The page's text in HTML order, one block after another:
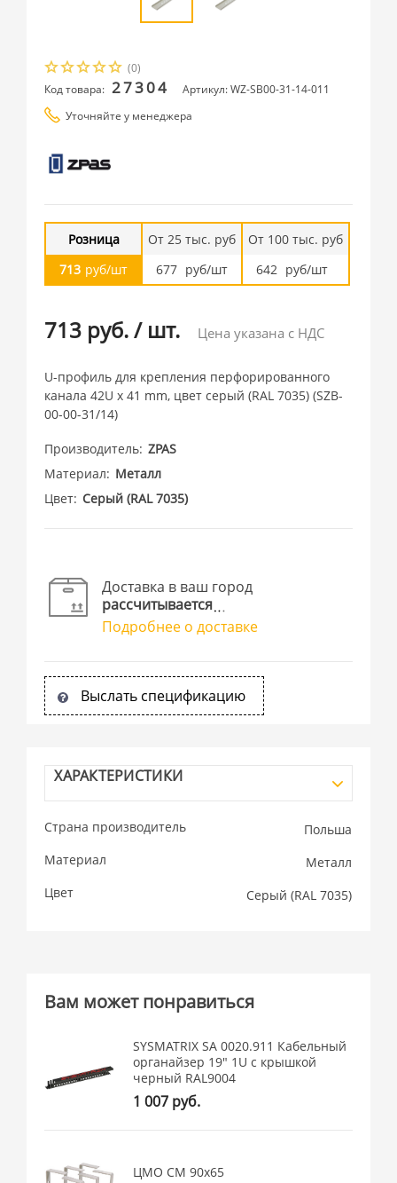
(0)
Код товара: 27304
Артикул: WZ-SB00-31-14-011
Уточняйте у менеджера
Розница
713 руб/шт
От 25 тыс. руб
677 руб/шт
От 100 тыс. руб
642 руб/шт
713 руб./ шт. Цена указана с НДС
U-профиль для крепления перфорированного
канала 42U x 41 mm, цвет серый (RAL 7035) (SZB-
00-00-31/14)
Производитель ZPAS
Материал
Металл
Цвет Cерый (RAL 7035)
Доставка в ваш город
рассчитывается
Подробнее о доставке
Выслать спецификацию
ХАРАКТЕРИСТИКИ
Страна производитель
Польша
Материал
Металл
Цвет
Cерый (RAL 7035)
Вам может понравиться
SYSMATRIX SA 0020.911 Кабельный
органайзер 19" 1U с крышкой
черный RAL9004
1 007 руб.
ЦМО СМ 90x65